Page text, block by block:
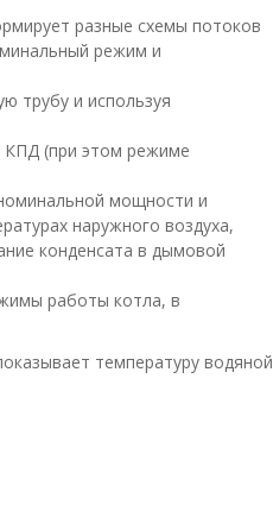
разные схемы потоков
режим и
трубу и используя
(при этом режиме
мощности и
наружного воздуха,
конденсата в дымовой
работы котла, в
температуру водяной